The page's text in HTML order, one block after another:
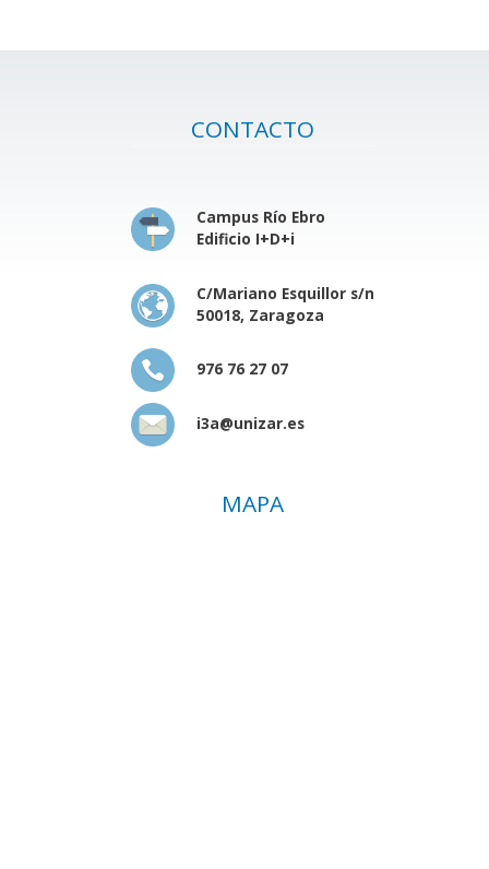
CONTACTO
Campus Río Ebro
Edificio I+D+i
C/Mariano Esquillor s/n
50018, Zaragoza
976 76 27 07
i3a@unizar.es
MAPA